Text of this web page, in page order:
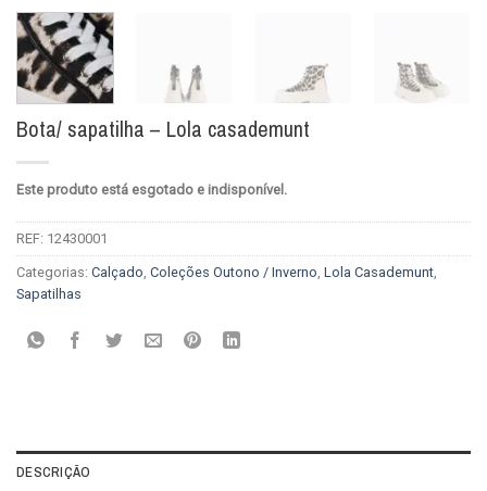
Bota/ sapatilha – Lola casademunt
Este produto está esgotado e indisponível.
REF: 12430001
Categorias: Calçado Coleções Outono / Inverno Lola Casademunt
Sapatilhas
DESCRIÇÃO